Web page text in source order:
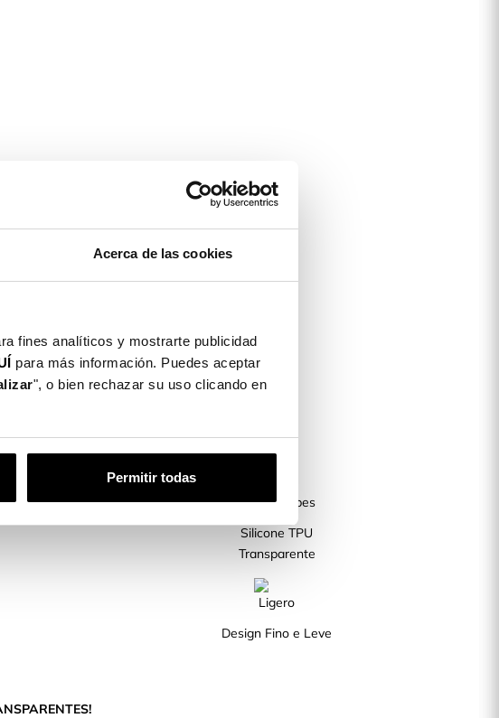
Acerca de las cookies
fines analíticos y mostrarte publicidad
para más información. Puedes aceptar
", o bien rechazar su uso clicando en
Permitir todas
Silicone TPU
Transparente
Design Fino e Leve